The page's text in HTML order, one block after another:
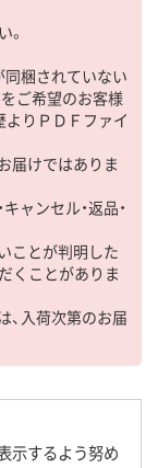
。
同梱されていない
ご希望のお客様
よりＰＤＦファイ
届けではありま
ャンセル・返品・
ことが判明した
くことがありま
、入荷次第のお届
示するよう努め